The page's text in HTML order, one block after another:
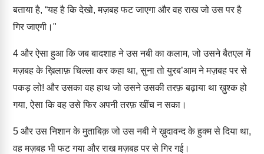
बताया है, “यह है कि देखो, मज़बह फट जाएगा और वह राख जो उस पर है
गिर जाएगी।"
4 और ऐसा हुआ कि जब बादशाह ने उस नबी का कलाम, जो उसने बैतएल में
मज़बह के ख़िलाफ़ चिल्ला कर कहा था, सुना तो युरब’आम ने मज़बह पर से
पकड़ लो! और उसका वह हाथ जो उसने उसकी तरफ़ बढ़ाया था ख़ुश्क हो
गया, ऐसा कि वह उसे फिर अपनी तरफ़ खींच न सका।
5 और उस निशान के मुताबिक़ जो उस नबी ने ख़ुदावन्द के हुक्म से दिया था,
वह मज़बह भी फट गया और राख मज़बह पर से गिर गई।